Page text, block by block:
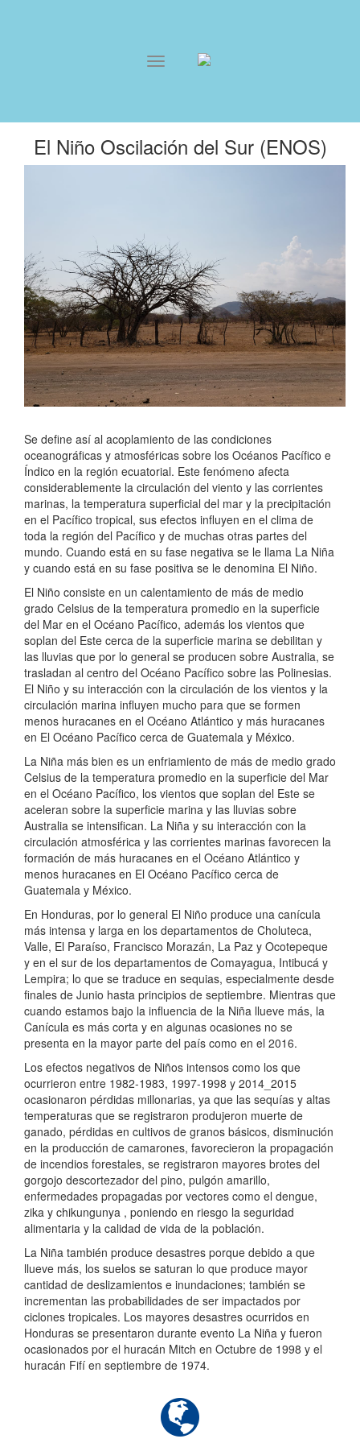
El Niño Oscilación del Sur (ENOS)
Se define así al acoplamiento de las condiciones
oceanográficas y atmosféricas sobre los Océanos Pacífico e
Índico en la región ecuatorial. Este fenómeno afecta
considerablemente la circulación del viento y las corrientes
marinas, la temperatura superficial del mar y la precipitación
en el Pacífico tropical, sus efectos influyen en el clima de
toda la región del Pacífico y de muchas otras partes del
mundo. Cuando está en su fase negativa se le llama La Niña
y cuando está en su fase positiva se le denomina El Niño.
El Niño consiste en un calentamiento de más de medio
grado Celsius de la temperatura promedio en la superficie
del Mar en el Océano Pacífico, además los vientos que
soplan del Este cerca de la superficie marina se debilitan y
las lluvias que por lo general se producen sobre Australia, se
trasladan al centro del Océano Pacífico sobre las Polinesias.
El Niño y su interacción con la circulación de los vientos y la
circulación marina influyen mucho para que se formen
menos huracanes en el Océano Atlántico y más huracanes
en El Océano Pacífico cerca de Guatemala y México.
La Niña más bien es un enfriamiento de más de medio grado
Celsius de la temperatura promedio en la superficie del Mar
en el Océano Pacífico, los vientos que soplan del Este se
aceleran sobre la superficie marina y las lluvias sobre
Australia se intensifican. La Niña y su interacción con la
circulación atmosférica y las corrientes marinas favorecen la
formación de más huracanes en el Océano Atlántico y
menos huracanes en El Océano Pacífico cerca de
Guatemala y México.
En Honduras, por lo general El Niño produce una canícula
más intensa y larga en los departamentos de Choluteca,
Valle, El Paraíso, Francisco Morazán, La Paz y Ocotepeque
y en el sur de los departamentos de Comayagua, Intibucá y
Lempira; lo que se traduce en sequias, especialmente desde
finales de Junio hasta principios de septiembre. Mientras que
cuando estamos bajo la influencia de la Niña llueve más, la
Canícula es más corta y en algunas ocasiones no se
presenta en la mayor parte del país como en el 2016.
Los efectos negativos de Niños intensos como los que
ocurrieron entre 1982-1983, 1997-1998 y 2014_2015
ocasionaron pérdidas millonarias, ya que las sequías y altas
temperaturas que se registraron produjeron muerte de
ganado, pérdidas en cultivos de granos básicos, disminución
en la producción de camarones, favorecieron la propagación
de incendios forestales, se registraron mayores brotes del
gorgojo descortezador del pino, pulgón amarillo,
enfermedades propagadas por vectores como el dengue,
zika y chikungunya , poniendo en riesgo la seguridad
alimentaria y la calidad de vida de la población.
La Niña también produce desastres porque debido a que
llueve más, los suelos se saturan lo que produce mayor
cantidad de deslizamientos e inundaciones; también se
incrementan las probabilidades de ser impactados por
ciclones tropicales. Los mayores desastres ocurridos en
Honduras se presentaron durante evento La Niña y fueron
ocasionados por el huracán Mitch en Octubre de 1998 y el
huracán Fifí en septiembre de 1974.